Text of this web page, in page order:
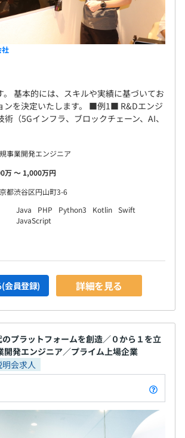
社
基本的には、スキルや実績に基づいてお
ンを決定いたします。 ■例1■ R&Dエンジ
術（5Gインフラ、ブロックチェーン、AI、
事業開発エンジニア
万 〜 1,000万円
都渋谷区円山町3-6
Java PHP Python3 Kotlin Swift
JavaScript
会員登録) 詳細を見る
プラットフォームを創造／０から１を立
開発エンジニア／プライム上場企業
明会求人